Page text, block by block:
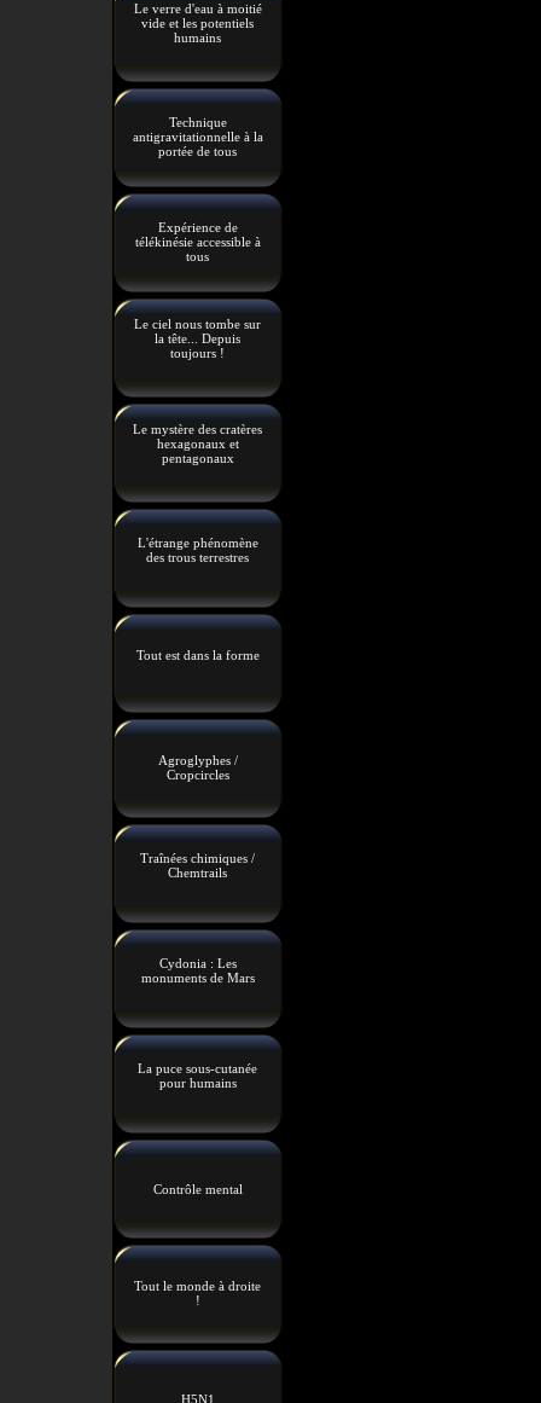
Le verre d'eau à moitié
vide et les potentiels
humains
Technique
antigravitationnelle à la
portée de tous
Expérience de
télékinésie accessible à
tous
Le ciel nous tombe sur
la tête... Depuis
toujours !
Le mystère des cratères
hexagonaux et
pentagonaux
L'étrange phénomène
des trous terrestres
Tout est dans la forme
Agroglyphes /
Cropcircles
Traînées chimiques /
Chemtrails
Cydonia : Les
monuments de Mars
La puce sous-cutanée
pour humains
Contrôle mental
Tout le monde à droite
!
H5N1